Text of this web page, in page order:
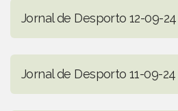
Jornal de Desporto 12-09-24
Jornal de Desporto 11-09-24